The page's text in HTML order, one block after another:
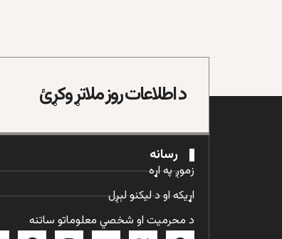
د اطلاعات روز ملاتړ وکړئ
رسانه
زموږ په اړه
اړیکه او د لیکنو لېږل
د محرمیت او شخصي معلوماتو ساتنه